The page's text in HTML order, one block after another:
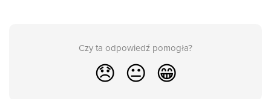
Czy ta odpowiedź pomogła?
😞 😐 😁